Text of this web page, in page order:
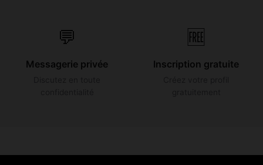
💬
Messagerie privée
🆓
Inscription gratuite